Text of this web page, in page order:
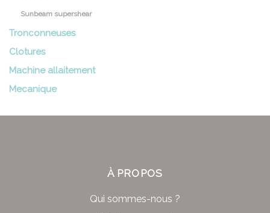
Sunbeam supershear
Tronconneuses
Clotures
Machine allaitement
Mecanique
À PROPOS
Qui sommes-nous ?